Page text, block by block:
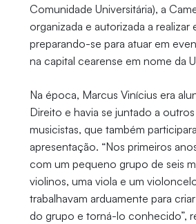
Comunidade Universitária), a
organizada e autorizada a realizar
preparando-se para atuar em
na capital cearense em nome da
Na época, Marcus Vinícius era
Direito e havia se juntado a
musicistas, que também
apresentação. “Nos primeiros
com um pequeno grupo de seis
violinos, uma viola e um
trabalhavam arduamente para
do grupo e torná-lo conhecido”,